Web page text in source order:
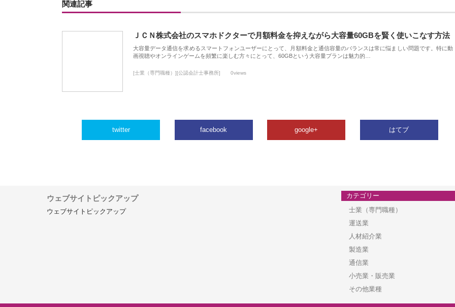
関連記事
ＪＣＮ株式会社のスマホドクターで月額料金を抑えながら大容量60GBを賢く使いこなす方法
大容量データ通信を求めるスマートフォンユーザーにとって、月額料金と通信容量のバランスは常に悩ましい問題です。特に動
画視聴やオンラインゲームを頻繁に楽しむ方々にとって、60GBという大容量プランは魅力的…
[士業（専門職種）][公認会計士事務所] 0views
twitter facebook google+ はてブ
ウェブサイトピックアップ
ウェブサイトピックアップ
カテゴリー
士業（専門職種）
運送業
人材紹介業
製造業
通信業
小売業・販売業
その他業種